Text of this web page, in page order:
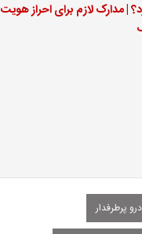
| مدارک لازم برای احراز هویت
پرطرفدار